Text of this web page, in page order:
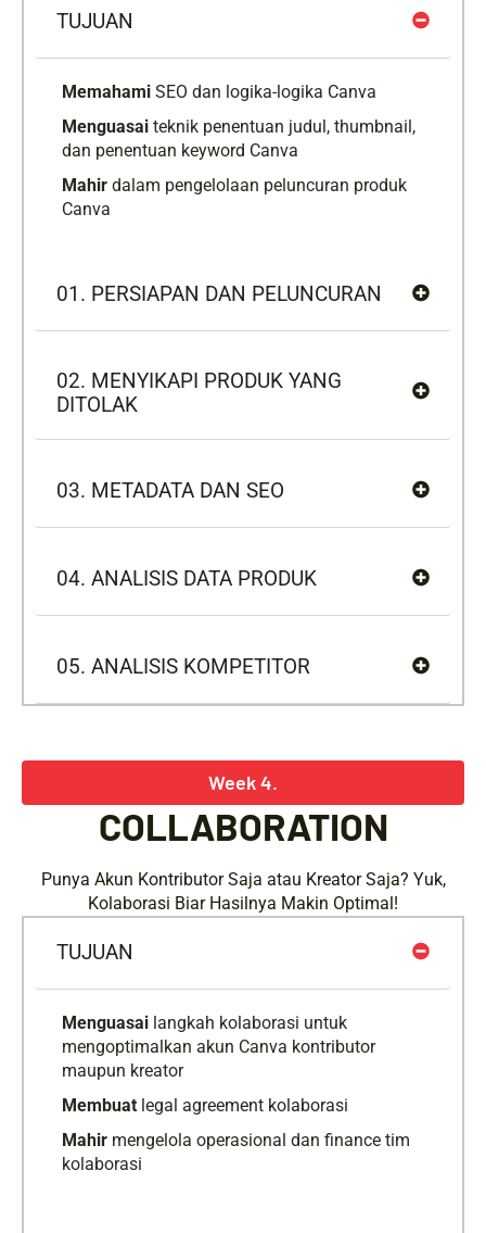
TUJUAN
Memahami SEO dan logika-logika Canva
Menguasai teknik penentuan judul, thumbnail,
dan penentuan keyword Canva
Mahir dalam pengelolaan peluncuran produk
Canva
01. PERSIAPAN DAN PELUNCURAN
02. MENYIKAPI PRODUK YANG
DITOLAK
03. METADATA DAN SEO
04. ANALISIS DATA PRODUK
05. ANALISIS KOMPETITOR
Week 4.
COLLABORATION
Punya Akun Kontributor Saja atau Kreator Saja? Yuk,
Kolaborasi Biar Hasilnya Makin Optimal!
TUJUAN
Menguasai langkah kolaborasi untuk
mengoptimalkan akun Canva kontributor
maupun kreator
Membuat legal agreement kolaborasi
Mahir mengelola operasional dan finance tim
kolaborasi